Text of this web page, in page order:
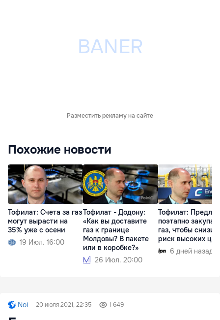
Разместить рекламу на сайте
Похожие новости
Тофилат: Счета за газ
могут вырасти на
35% уже с осени
19 Июл. 16:00
Тофилат - Додону:
«Как вы доставите
газ к границе
Молдовы? В пакете
или в коробке?»
26 Июл. 20:00
Тофилат:
поэтапно
газ, чтобы
риск высоких цен
6 дней назад
Noi 20 июля 2021, 22:35 1 649